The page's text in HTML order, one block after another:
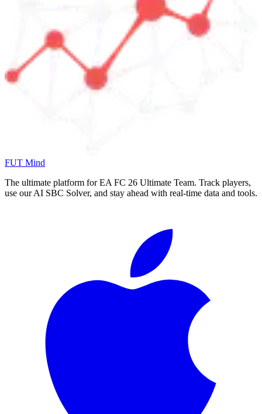
FUT Mind
The ultimate platform for EA FC 26 Ultimate Team. Track players,
use our AI SBC Solver, and stay ahead with real-time data and tools.